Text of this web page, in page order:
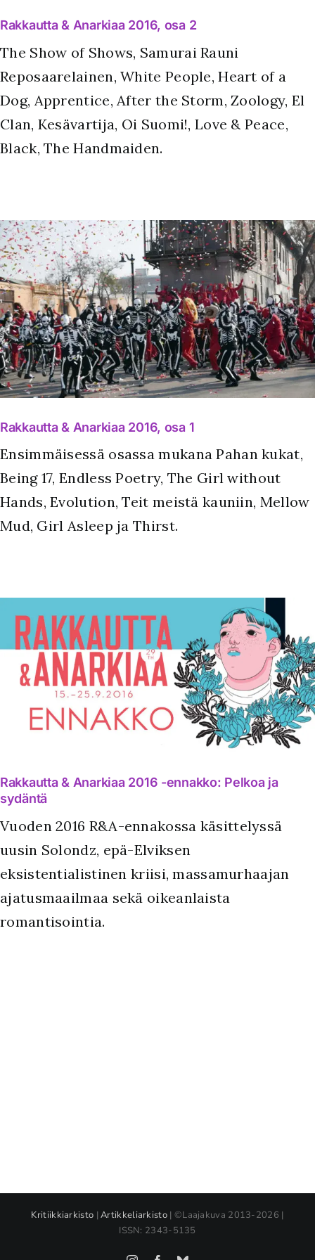
Rakkautta & Anarkiaa 2016, osa 2
The Show of Shows, Samurai Rauni
Reposaarelainen, White People, Heart of a
Dog, Apprentice, After the Storm, Zoology, El
Clan, Kesävartija, Oi Suomi!, Love & Peace,
Black, The Handmaiden.
Rakkautta & Anarkiaa 2016, osa 1
Ensimmäisessä osassa mukana Pahan kukat,
Being 17, Endless Poetry, The Girl without
Hands, Evolution, Teit meistä kauniin, Mellow
Mud, Girl Asleep ja Thirst.
Rakkautta & Anarkiaa 2016 -ennakko: Pelkoa ja
sydäntä
Vuoden 2016 R&A-ennakossa käsittelyssä
uusin Solondz, epä-Elviksen
eksistentialistinen kriisi, massamurhaajan
ajatusmaailmaa sekä oikeanlaista
romantisointia.
Kritiikkiarkisto |Artikkeliarkisto | ©Laajakuva 2013-2026 |
ISSN: 2343-5135